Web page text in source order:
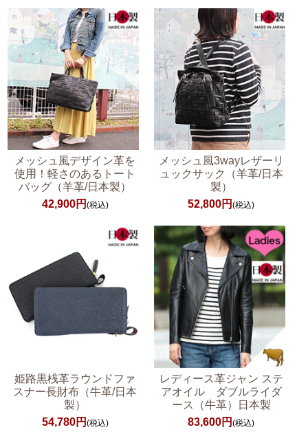
メッシュ風デザイン革を
使用！軽さのあるトート
バッグ（羊革/日本製）
42,900円 (税込)
メッシュ風3wayレザーリ
ュックサック（羊革/日本
製）
52,800円(税込)
姫路黒桟革ラウンドファ
スナー長財布（牛革/日本
製）
54,780円 (税込)
レディース革ジャン ステ
アオイル ダブルライダ
ース（牛革）日本製
83,600円(税込)